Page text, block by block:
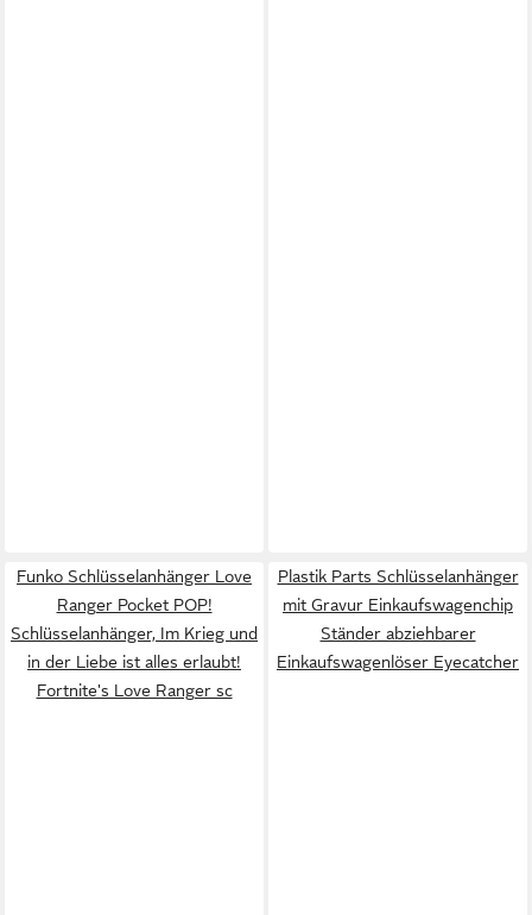
Funko Schlüsselanhänger Love
Ranger Pocket POP!
Schlüsselanhänger, Im Krieg und
in der Liebe ist alles erlaubt!
Fortnite's Love Ranger sc
Plastik Parts Schlüsselanhänger
mit Gravur Einkaufswagenchip
Ständer abziehbarer
Einkaufswagenlöser Eyecatcher